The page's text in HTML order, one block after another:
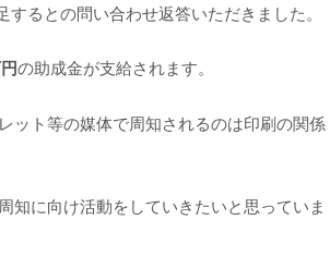
るとの問い合わせ返答いただきました。
の助成金が支給されます。
ット等の媒体で周知されるのは印刷の関係
知に向け活動をしていきたいと思っていま